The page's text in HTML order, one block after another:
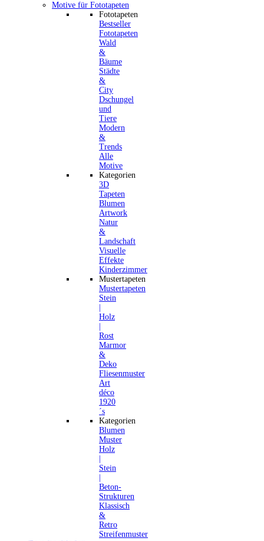
Motive für Fototapeten
Fototapeten
Bestseller
Fototapeten
Wald
&
Bäume
Städte
&
City
Dschungel
und
Tiere
Modern
&
Trends
Alle
Motive
Kategorien
3D
Tapeten
Blumen
Artwork
Natur
&
Landschaft
Visuelle
Effekte
Kinderzimmer
Mustertapeten
Mustertapeten
Stein
Holz
Rost
Marmor
&
Deko
Fliesenmuster
Art
déco
1920
´s
Kategorien
Blumen
Muster
Holz
Stein
Beton-
Strukturen
Klassisch
&
Retro
Streifenmuster